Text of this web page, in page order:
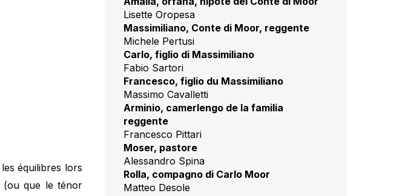
équilibres lors
(ou que le ténor
Lisette Oropesa
Massimiliano, Conte di Moor, reggente
Michele Pertusi
Carlo, figlio di Massimiliano
Fabio Sartori
Francesco, figlio du Massimiliano
Massimo Cavalletti
Arminio, camerlengo de la familia
reggente
Francesco Pittari
Moser, pastore
Alessandro Spina
Rolla, compagno di Carlo Moor
Matteo Desole